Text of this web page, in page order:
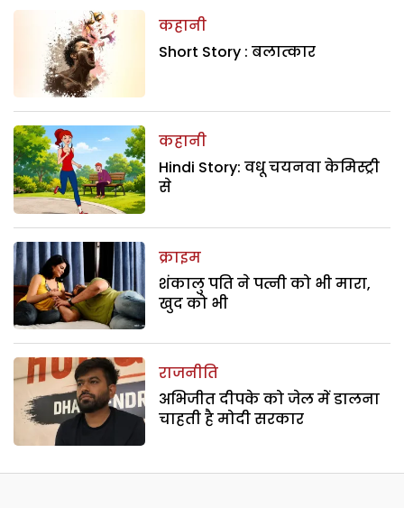
कहानी
Short Story : बलात्कार
कहानी
Hindi Story: वधू चयनवा केमिस्ट्री
से
क्राइम
शंकालु पति ने पत्नी को भी मारा,
खुद को भी
राजनीति
अभिजीत दीपके को जेल में डालना
चाहती है मोदी सरकार